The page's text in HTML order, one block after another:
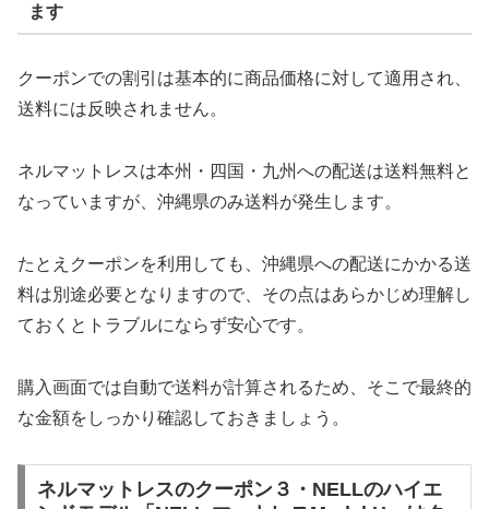
ます
クーポンでの割引は基本的に商品価格に対して適用され、
送料には反映されません。
ネルマットレスは本州・四国・九州への配送は送料無料と
なっていますが、沖縄県のみ送料が発生します。
たとえクーポンを利用しても、沖縄県への配送にかかる送
料は別途必要となりますので、その点はあらかじめ理解し
ておくとトラブルにならず安心です。
購入画面では自動で送料が計算されるため、そこで最終的
な金額をしっかり確認しておきましょう。
ネルマットレスのクーポン３・NELLのハイエ